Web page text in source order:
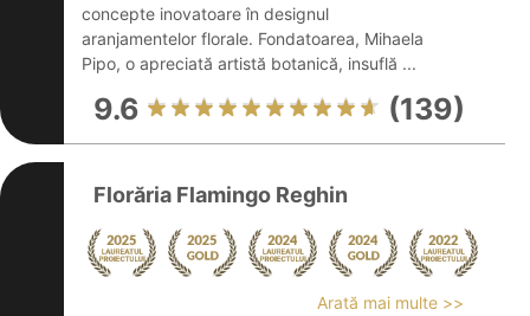
concepte inovatoare în designul
aranjamentelor florale. Fondatoarea, Mihaela
Pipo, o apreciată artistă botanică, insuflă ...
9.6 (139)
Florăria Flamingo Reghin
Arată mai multe >>